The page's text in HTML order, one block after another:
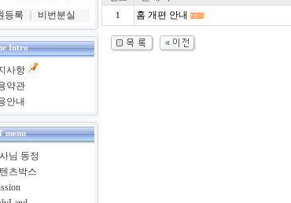
등록
비번분실
Intro
사항
약관
안내
menu
님 동정
츠박스
1 홈 개편 안내